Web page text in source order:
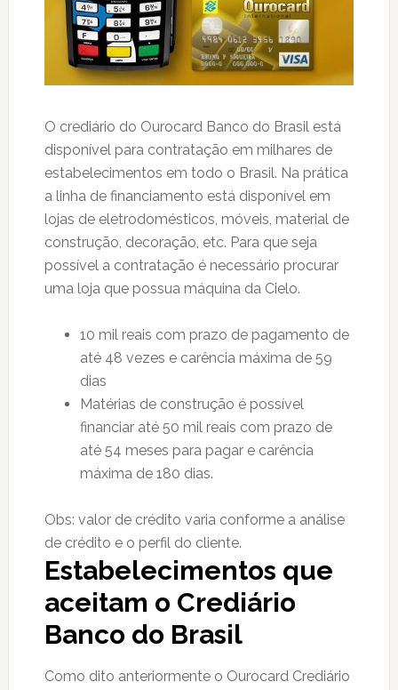
O crediário do Ourocard Banco do Brasil está
disponível para contratação em milhares de
estabelecimentos em todo o Brasil. Na prática
a linha de financiamento está disponível em
lojas de eletrodomésticos, móveis, material de
construção, decoração, etc. Para que seja
possível a contratação é necessário procurar
uma loja que possua máquina da Cielo.
10 mil reais com prazo de pagamento de
até 48 vezes e carência máxima de 59
dias
Matérias de construção é possível
financiar até 50 mil reais com prazo de
até 54 meses para pagar e carência
máxima de 180 dias.
Obs: valor de crédito varia conforme a análise
de crédito e o perfil do cliente.
Estabelecimentos que
aceitam o Crediário
Banco do Brasil
Como dito anteriormente o Ourocard Crediário